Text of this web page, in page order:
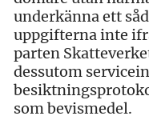
underkänna ett
uppgifterna inte
parten
dessutom
som bevismedel.